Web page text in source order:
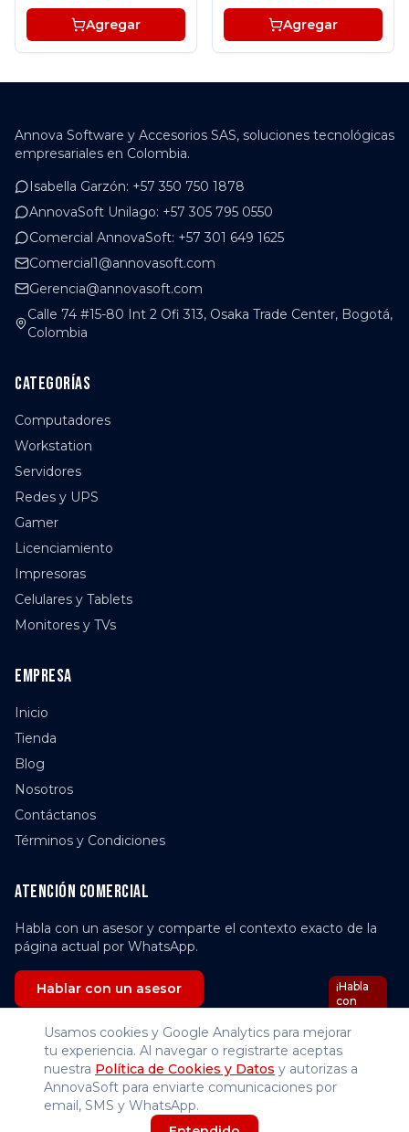
Agregar Agregar
Annova Software y Accesorios SAS, soluciones tecnológicas
empresariales en Colombia.
Isabella Garzón: +57 350 750 1878
AnnovaSoft Unilago: +57 305 795 0550
Comercial AnnovaSoft: +57 301 649 1625
Comercial1@annovasoft.com
Gerencia@annovasoft.com
Calle 74 #15-80 Int 2 Ofi 313, Osaka Trade Center, Bogotá,
Colombia
Categorías
Computadores
Workstation
Servidores
Redes y UPS
Gamer
Licenciamiento
Impresoras
Celulares y Tablets
Monitores y TVs
Empresa
Inicio
Tienda
Blog
Nosotros
Contáctanos
Términos y Condiciones
Atención comercial
Habla con un asesor y comparte el contexto exacto de la
página actual por WhatsApp.
Hablar con un asesor
© 2025 Annova Software y Accesorios SAS. Todos los
derechos reservados.
Acceso administrador
¡Habla
con
IA!
Usamos cookies y Google Analytics para mejorar
tu experiencia. Al navegar o registrarte aceptas
nuestra Política de Cookies y Datos y autorizas a
AnnovaSoft para enviarte comunicaciones por
email, SMS y WhatsApp.